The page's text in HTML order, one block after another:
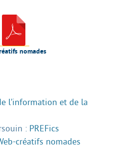
nomades
l’information et de la
: PREFics
créatifs nomades